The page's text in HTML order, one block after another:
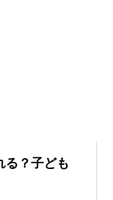
る？子ども